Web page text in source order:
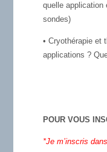
quelle application
sondes)
• Cryothérapie et
applications ?
POUR VOUS
*Je m’inscris